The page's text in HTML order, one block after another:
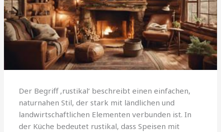
Der Begriff ‚rustikal‘ beschreibt einen einfachen,
naturnahen Stil, der stark mit ländlichen und
landwirtschaftlichen Elementen verbunden ist. In
der Küche bedeutet rustikal, dass Speisen mit